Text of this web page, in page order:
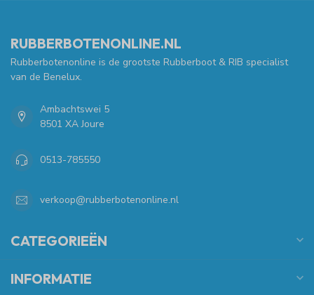
RUBBERBOTENONLINE.NL
Rubberbotenonline is de grootste Rubberboot & RIB specialist
van de Benelux.
Ambachtswei 5
8501 XA Joure
0513-785550
verkoop@rubberbotenonline.nl
CATEGORIEËN
INFORMATIE